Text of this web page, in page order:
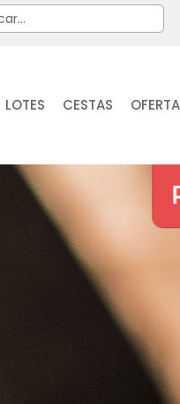
LOTES CESTAS